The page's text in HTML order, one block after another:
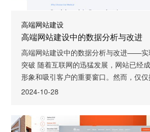
高端网站建设
高端网站建设中的数据分析与改进
高端网站建设中的数据分析与改进——实
突破 随着互联网的迅猛发展，网站已经成为企业展示品牌
形象和吸引客户的重要窗口。然而，仅
网站并不足以满足企业的需求，更需要
建设中的数据分析与改进，为企业提供全
数据分析是高端网站建设中的关键一环。
2024-10-28